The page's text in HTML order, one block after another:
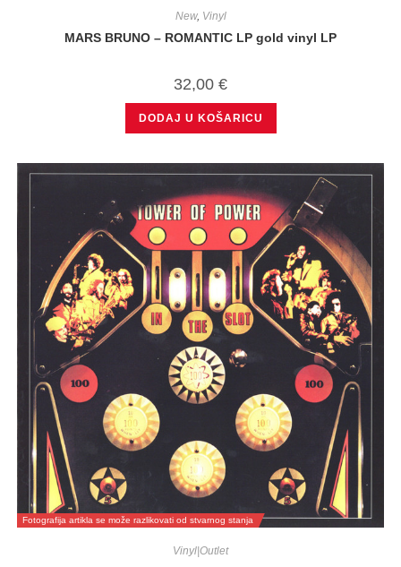
New, Vinyl
MARS BRUNO – ROMANTIC LP gold vinyl LP
32,00 €
DODAJ U KOŠARICU
Fotografija artikla se može razlikovati od stvarnog stanja
Vinyl|Outlet